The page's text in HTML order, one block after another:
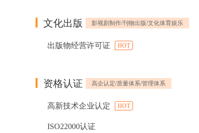
文化出版 影视剧制作/刊物出版/文化体育娱乐
出版物经营许可证 HOT
资格认证 高企认定/质量体系/管理体系
高新技术企业认定 HOT
ISO22000认证